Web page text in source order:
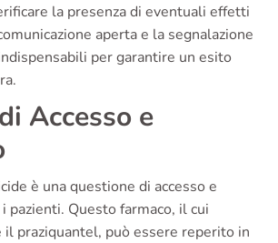
la presenza di eventuali effetti
aperta e la segnalazione
per garantire un esito
Accesso e
è una questione di accesso e
pazienti. Questo farmaco, il cui
praziquantel, può essere reperito in